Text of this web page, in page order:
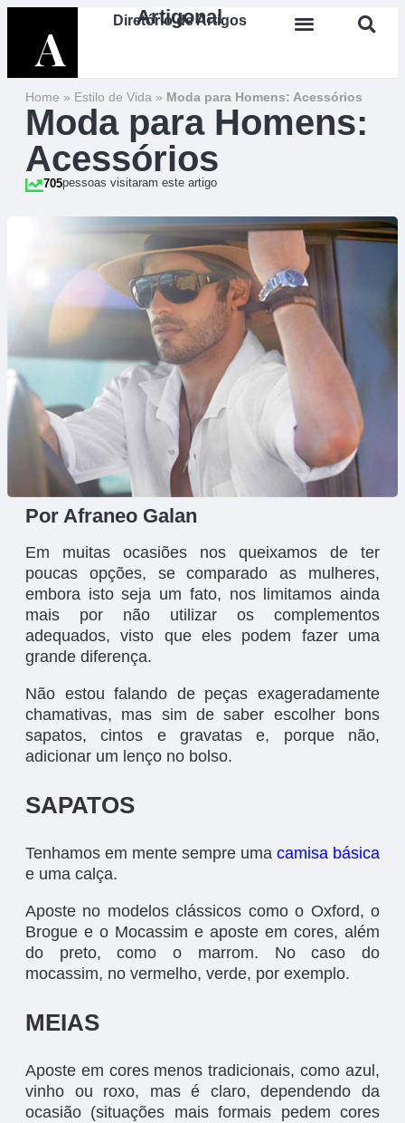
Artigonal
Diretório de Artigos
Home » Estilo de Vida » Moda para Homens: Acessórios
Moda para Homens:
Acessórios
705pessoas visitaram este artigo
Por Afraneo Galan
Em muitas ocasiões nos queixamos de ter
poucas opções, se comparado as mulheres,
embora isto seja um fato, nos limitamos ainda
mais por não utilizar os complementos
adequados, visto que eles podem fazer uma
grande diferença.
Não estou falando de peças exageradamente
chamativas, mas sim de saber escolher bons
sapatos, cintos e gravatas e, porque não,
adicionar um lenço no bolso.
SAPATOS
Tenhamos em mente sempre uma camisa básica
e uma calça.
Aposte no modelos clássicos como o Oxford, o
Brogue e o Mocassim e aposte em cores, além
do preto, como o marrom. No caso do
mocassim, no vermelho, verde, por exemplo.
MEIAS
Aposte em cores menos tradicionais, como azul,
vinho ou roxo, mas é claro, dependendo da
ocasião (situações mais formais pedem cores